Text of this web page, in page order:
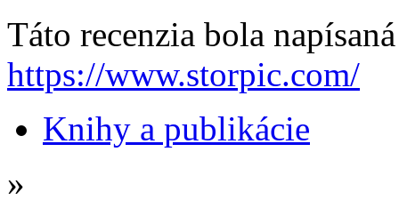
Táto recenzia bola
https://www.storpic.com/
Knihy a publikácie
»